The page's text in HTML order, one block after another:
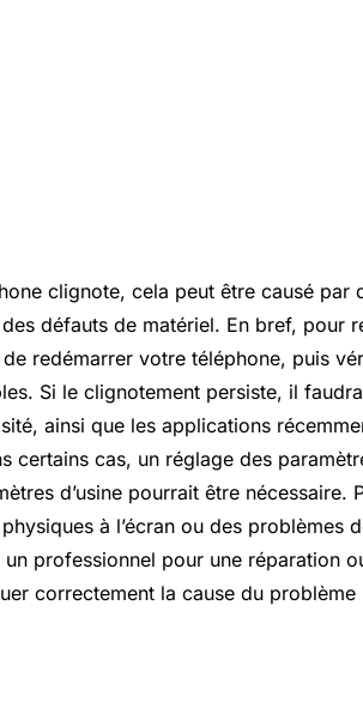
clignote, cela peut être causé
défauts de matériel. En bref, pour
redémarrer votre téléphone, puis
Si le clignotement persiste, il
ainsi que les applications
certains cas, un réglage des
d’usine pourrait être nécessaire.
à l’écran ou des problèmes
professionnel pour une réparation
correctement la cause du